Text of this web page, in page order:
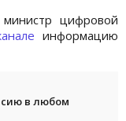
цифровой
информацию
в любом